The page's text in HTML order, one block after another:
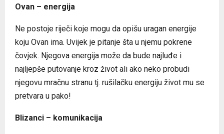
Ovan – energija
Ne postoje riječi koje mogu da opišu uragan energije
koju Ovan ima. Uvijek je pitanje šta u njemu pokrene
čovjek. Njegova energija može da bude najluđe i
najljepše putovanje kroz život ali ako neko probudi
njegovu mračnu stranu tj. rušilačku energiju život mu se
pretvara u pako!
Blizanci – komunikacija